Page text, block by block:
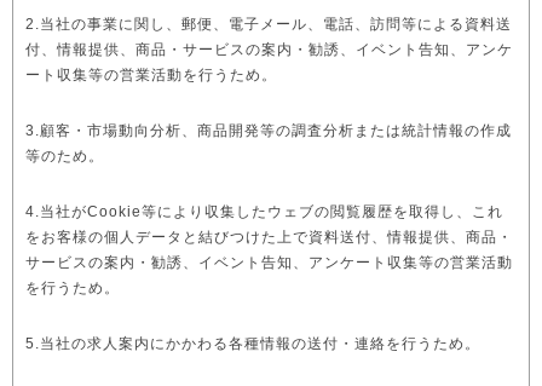
2.当社の事業に関し、郵便、電子メール、電話、訪問等による資料送
付、情報提供、商品・サービスの案内・勧誘、イベント告知、アンケ
ート収集等の営業活動を行うため。
3.顧客・市場動向分析、商品開発等の調査分析または統計情報の作成
等のため。
4.当社がCookie等により収集したウェブの閲覧履歴を取得し、これ
をお客様の個人データと結びつけた上で資料送付、情報提供、商品・
サービスの案内・勧誘、イベント告知、アンケート収集等の営業活動
を行うため。
5.当社の求人案内にかかわる各種情報の送付・連絡を行うため。